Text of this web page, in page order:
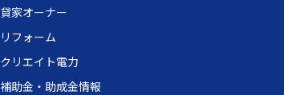
貸家オーナー
リフォーム
クリエイト電力
補助金・助成金情報